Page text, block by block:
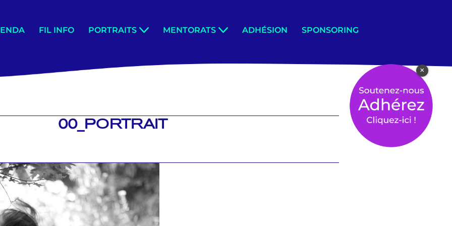
FIL INFO PORTRAITS MENTORATS ADHÉSION SPONSORING
00_PORTRAIT
×